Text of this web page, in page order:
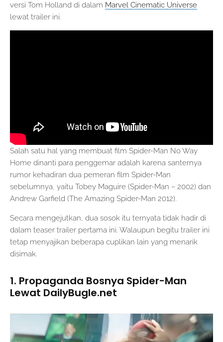
versi Tom Holland di dalam Marvel Cinematic Universe
lewat trailer ini.
Salah satu hal yang membuat film Spider-Man No Way
Home dinanti para penggemar adalah karena santernya
rumor kehadiran dua pemeran film Spider-Man
sebelumnya, yaitu Tobey Maguire (Spider-Man – 2002) dan
Andrew Garfield (The Amazing Spider-Man 2012).
Secara mengejutkan, dua sosok itu ternyata tidak hadir di
dalam teaser trailer pertama ini. Walaupun begitu trailer ini
tetap menyajikan beberapa cuplikan lain yang menarik
disimak.
1. Propaganda Bosnya Spider-Man
Lewat DailyBugle.net